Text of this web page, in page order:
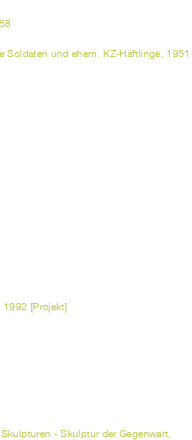
Soldaten und ehem. KZ-Häftlinge, 1951
[Projekt]
- Skulptur der Gegenwart,